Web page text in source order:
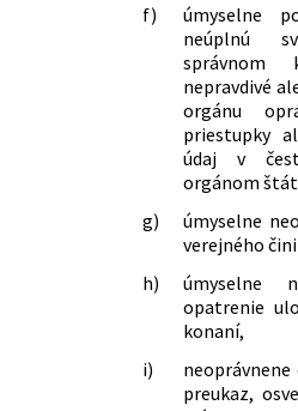
f)
úmyselne
neúplnú
správnom
nepravdivé
orgánu
priestupky
údaj v
orgánom
g)
úmyselne
verejného
h)
úmyselne
opatrenie
konaní,
i)
preukaz,